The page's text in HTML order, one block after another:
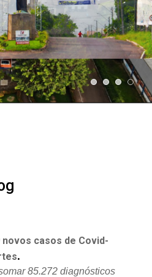
casos de Covid-
.
85.272 diagnósticos